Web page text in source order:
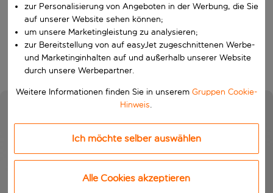
Suchen
zur Personalisierung von Angeboten in der Werbung, die Sie
auf unserer Website sehen können;
um unsere Marketingleistung zu analysieren;
zur Bereitstellung von auf easyJet zugeschnittenen Werbe-
und Marketinginhalten auf und außerhalb unserer Website
durch unsere Werbepartner.
Weitere Informationen finden Sie in unserem Gruppen Cookie-
Hinweis.
Ich möchte selber auswählen
Alle Cookies akzeptieren